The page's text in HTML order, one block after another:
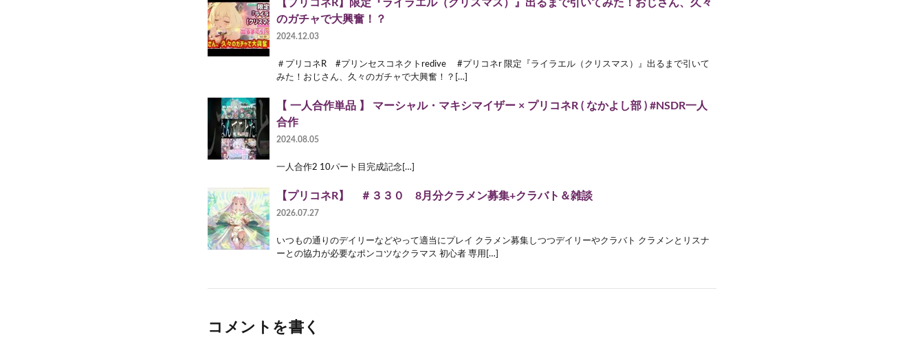
【プリコネR】限定『ライラエル（クリスマス）』出るまで引いてみた！おじさん、久々
のガチャで大興奮！？
2024.12.03
＃プリコネR #プリンセスコネクトredive #プリコネr 限定『ライラエル（クリスマス）』出るまで引いて
みた！おじさん、久々のガチャで大興奮！？[…]
【 一人合作単品 】 マーシャル・マキシマイザー × プリコネR ( なかよし部 ) #NSDR一人
合作
2024.08.05
一人合作2 10パート目完成記念[…]
【プリコネR】 ＃３３０ 8月分クラメン募集+クラバト＆雑談
2026.07.27
いつもの通りのデイリーなどやって適当にプレイ クラメン募集しつつデイリーやクラバト クラメンとリスナ
ーとの協力が必要なポンコツなクラマス 初心者 専用[…]
コメントを書く